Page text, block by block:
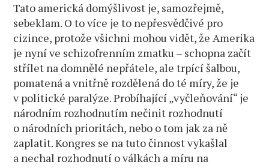
Tato americká domýšlivost je, samozřejmě,
sebeklam. O to více je to nepřesvědčivé pro
cizince, protože všichni mohou vidět, že Amerika
je nyní ve schizofrenním zmatku – schopna začít
střílet na domnělé nepřátele, ale trpící šalbou,
pomatená a vnitřně rozdělená do té míry, že je
v politické paralýze. Probíhající „vyčleňování“ je
národním rozhodnutím nečinit rozhodnutí
o národních prioritách, nebo o tom jak za ně
zaplatit. Kongres se na tuto činnost vykašlal
a nechal rozhodnutí o válkách a míru na